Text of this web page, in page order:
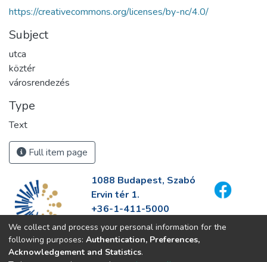
https://creativecommons.org/licenses/by-nc/4.0/
Subject
utca
köztér
városrendezés
Type
Text
Full item page
1088 Budapest, Szabó
Ervin tér 1.
+36-1-411-5000
info@fszek.hu
https://fszek.hu
We collect and process your personal information for the
following purposes: Authentication, Preferences,
Acknowledgement and Statistics.